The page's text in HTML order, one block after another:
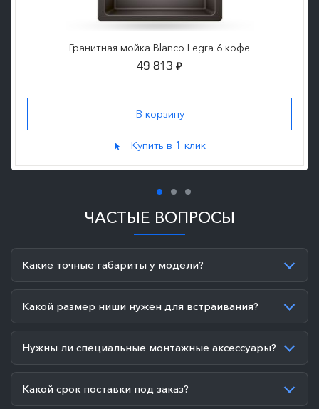
Гранитная мойка Blanco Legra 6 кофе
49 813 ₽
Купить в 1 клик
ЧАСТЫЕ ВОПРОСЫ
Какие точные габариты у модели?
Какой размер ниши нужен для встраивания?
Нужны ли специальные монтажные аксессуары?
Какой срок поставки под заказ?